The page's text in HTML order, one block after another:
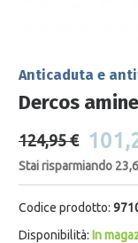
Anticaduta e
Dercos
124,95 €
Stai risparmiando
Codice prodotto:
Disponibilità: In